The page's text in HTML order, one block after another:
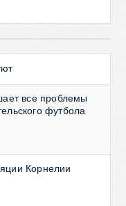
все проблемы
футбола
Корнелии